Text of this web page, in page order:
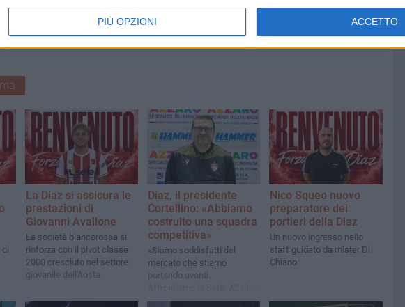
PIÙ OPZIONI ACCETTO
di
La Diaz si assicura le
prestazioni di
Giovanni Avallone
La società biancorossa si
rinforza con il pivot classe
2000 cresciuto nel settore
giovanile dell'Aosta
Diaz, il presidente
Cortellino: «Abbiamo
costruito una squadra
competitiva»
«Siamo soddisfatti del
mercato che stiamo
portando avanti.
neopromossa con grande
Nico Squeo nuovo
preparatore dei
portieri della Diaz
Un nuovo ingresso nello
staff guidato da mister Di
Chiano